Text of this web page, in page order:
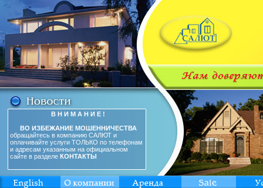
В Н И М А Н И Е !
ВО ИЗБЕЖАНИЕ МОШЕННИЧЕСТВА
обращайтесь в компанию САЛЮТ и
оплачивайте услуги ТОЛЬКО по телефонам
и адресам указанным на официальном
сайте в разделе КОНТАКТЫ